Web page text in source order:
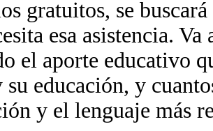
gratuitos, se
esa asistencia.
el aporte educativo
educación, y
y el lenguaje más